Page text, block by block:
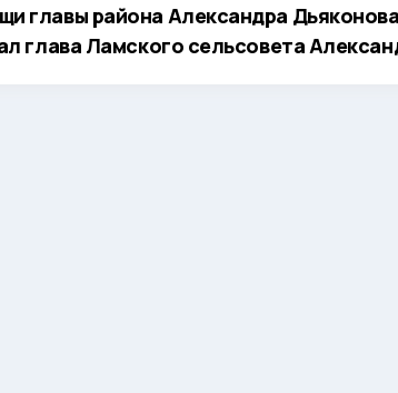
главы района Александра
глава Ламского сельсовета